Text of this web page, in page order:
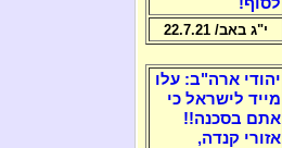
י"ג באב/ 22.7.21
יהודי ארה"ב: עלו
מייד לישראל כי
אתם בסכנה!!
אזורי קנדה,